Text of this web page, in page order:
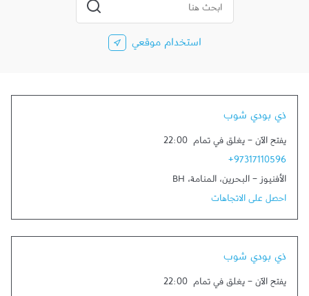
استخدام موقعي
ذي بودي شوب
يفتح الآن - يغلق في تمام 22:00
+97317110596
الأفنيوز - البحرين، المنامة، BH
احصل على الاتجاهات
ذي بودي شوب
يفتح الآن - يغلق في تمام 22:00